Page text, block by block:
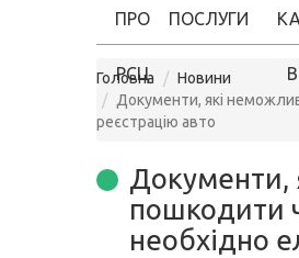
ПРО
РСЦ
ПОСЛУГИ
Головна
Новини
Документи, які
реєстрацію авто
Документи,
пошкодити
необхідно